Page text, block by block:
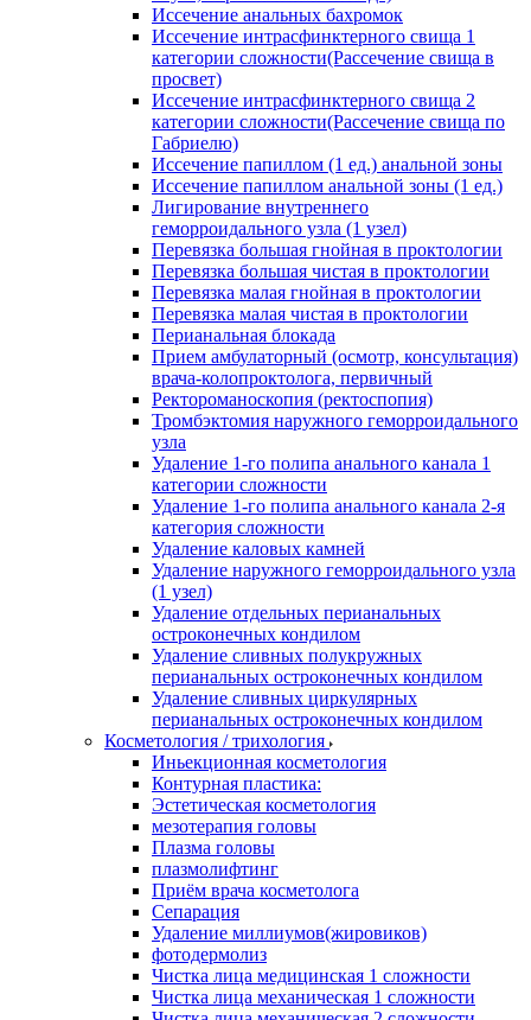
Иссечение анальных бахромок
Иссечение интрасфинктерного свища 1
категории сложности(Рассечение свища в
просвет)
Иссечение интрасфинктерного свища 2
категории сложности(Рассечение свища по
Габриелю)
Иссечение папиллом (1 ед.) анальной зоны
Иссечение папиллом анальной зоны (1 ед.)
Лигирование внутреннего
геморроидального узла (1 узел)
Перевязка большая гнойная в проктологии
Перевязка большая чистая в проктологии
Перевязка малая гнойная в проктологии
Перевязка малая чистая в проктологии
Перианальная блокада
Прием амбулаторный (осмотр, консультация)
врача-колопроктолога, первичный
Ректороманоскопия (ректоспопия)
Тромбэктомия наружного геморроидального
узла
Удаление 1-го полипа анального канала 1
категории сложности
Удаление 1-го полипа анального канала 2-я
категория сложности
Удаление каловых камней
Удаление наружного геморроидального узла
(1 узел)
Удаление отдельных перианальных
остроконечных кондилом
Удаление сливных полукружных
перианальных остроконечных кондилом
Удаление сливных циркулярных
перианальных остроконечных кондилом
Косметология / трихология
Иньекционная косметология
Контурная пластика:
Эстетическая косметология
мезотерапия головы
Плазма головы
плазмолифтинг
Приём врача косметолога
Сепарация
Удаление миллиумов(жировиков)
фотодермолиз
Чистка лица медицинская 1 сложности
Чистка лица механическая 1 сложности